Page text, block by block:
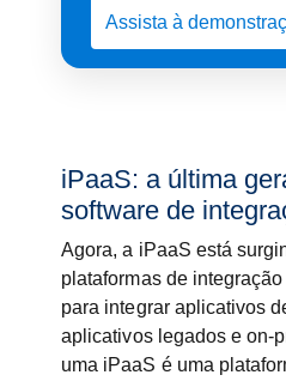
Assista à
iPaaS: a última
software de
Agora, a iPaaS está
plataformas de
para integrar aplicativos
aplicativos legados e on-
uma iPaaS é uma